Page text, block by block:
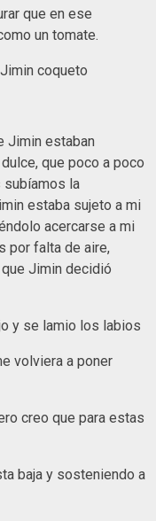
que en ese
un tomate.
coqueto
Jimin estaban
que poco a poco
subíamos la
estaba sujeto a mi
acercarse a mi
por falta de aire,
Jimin decidió
y se lamio los labios
volviera a poner
creo que para estas
baja y sosteniendo a